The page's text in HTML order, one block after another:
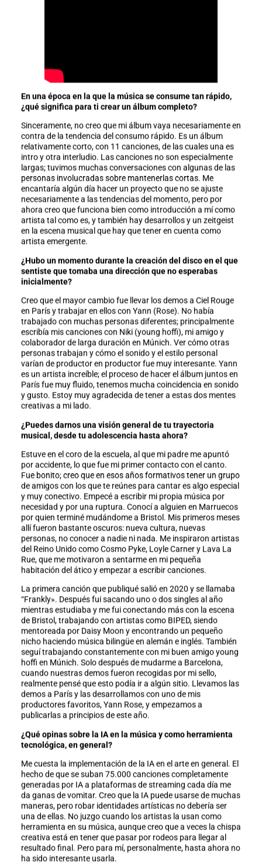
En una época en la que la música se consume tan rápido,
¿qué significa para ti crear un álbum completo?
Sinceramente, no creo que mi álbum vaya necesariamente en
contra de la tendencia del consumo rápido. Es un álbum
relativamente corto, con 11 canciones, de las cuales una es
intro y otra interludio. Las canciones no son especialmente
largas; tuvimos muchas conversaciones con algunas de las
personas involucradas sobre mantenerlas cortas. Me
encantaría algún día hacer un proyecto que no se ajuste
necesariamente a las tendencias del momento, pero por
ahora creo que funciona bien como introducción a mí como
artista tal como es, y también hay desarrollos y un zeitgeist
en la escena musical que hay que tener en cuenta como
artista emergente.
¿Hubo un momento durante la creación del disco en el que
sentiste que tomaba una dirección que no esperabas
inicialmente?
Creo que el mayor cambio fue llevar los demos a Ciel Rouge
en París y trabajar en ellos con Yann (Rose). No había
trabajado con muchas personas diferentes; principalmente
escribía mis canciones con Niki (young hoffi), mi amigo y
colaborador de larga duración en Múnich. Ver cómo otras
personas trabajan y cómo el sonido y el estilo personal
varían de productor en productor fue muy interesante. Yann
es un artista increíble; el proceso de hacer el álbum juntos en
París fue muy fluido, tenemos mucha coincidencia en sonido
y gusto. Estoy muy agradecida de tener a estas dos mentes
creativas a mi lado.
¿Puedes darnos una visión general de tu trayectoria
musical, desde tu adolescencia hasta ahora?
Estuve en el coro de la escuela, al que mi padre me apuntó
por accidente, lo que fue mi primer contacto con el canto.
Fue bonito; creo que en esos años formativos tener un grupo
de amigos con los que te reúnes para cantar es algo especial
y muy conectivo. Empecé a escribir mi propia música por
necesidad y por una ruptura. Conocí a alguien en Marruecos
por quien terminé mudándome a Bristol. Mis primeros meses
allí fueron bastante oscuros: nueva cultura, nuevas
personas, no conocer a nadie ni nada. Me inspiraron artistas
del Reino Unido como Cosmo Pyke, Loyle Carner y Lava La
Rue, que me motivaron a sentarme en mi pequeña
habitación del ático y empezar a escribir canciones.
La primera canción que publiqué salió en 2020 y se llamaba
“Frankly». Después fui sacando uno o dos singles al año
mientras estudiaba y me fui conectando más con la escena
de Bristol, trabajando con artistas como BIPED, siendo
mentoreada por Daisy Moon y encontrando un pequeño
nicho haciendo música bilingüe en alemán e inglés. También
seguí trabajando constantemente con mi buen amigo young
hoffi en Múnich. Solo después de mudarme a Barcelona,
cuando nuestras demos fueron recogidas por mi sello,
realmente pensé que esto podía ir a algún sitio. Llevamos las
demos a París y las desarrollamos con uno de mis
productores favoritos, Yann Rose, y empezamos a
publicarlas a principios de este año.
¿Qué opinas sobre la IA en la música y como herramienta
tecnológica, en general?
Me cuesta la implementación de la IA en el arte en general. El
hecho de que se suban 75.000 canciones completamente
generadas por IA a plataformas de streaming cada día me
da ganas de vomitar. Creo que la IA puede usarse de muchas
maneras, pero robar identidades artísticas no debería ser
una de ellas. No juzgo cuando los artistas la usan como
herramienta en su música, aunque creo que a veces la chispa
creativa está en tener que pasar por rodeos para llegar al
resultado final. Pero para mí, personalmente, hasta ahora no
ha sido interesante usarla.